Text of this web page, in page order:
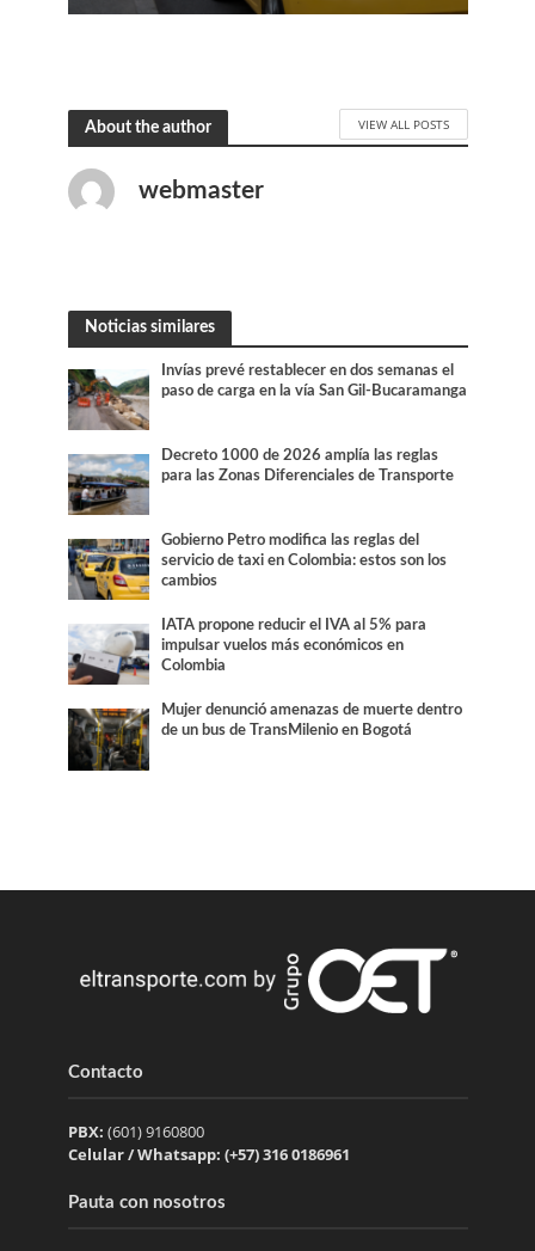
About the author VIEW ALL POSTS
webmaster
Noticias similares
Invías prevé restablecer en dos semanas el
paso de carga en la vía San Gil-Bucaramanga
Decreto 1000 de 2026 amplía las reglas
para las Zonas Diferenciales de Transporte
Gobierno Petro modifica las reglas del
servicio de taxi en Colombia: estos son los
cambios
IATA propone reducir el IVA al 5% para
impulsar vuelos más económicos en
Colombia
Mujer denunció amenazas de muerte dentro
de un bus de TransMilenio en Bogotá
Contacto
PBX: (601) 9160800
Celular / Whatsapp: (+57) 316 0186961
Pauta con nosotros